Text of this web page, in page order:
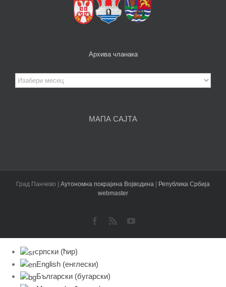
Архива чланака
Архива
чланака
МАПА САЈТА
Град Панчево | Аутономна покрајина Војводина
Република Србија
webmaster
Facebook
Rss YouTube
српски (ћир)
English (енглески)
Български (бугарски)